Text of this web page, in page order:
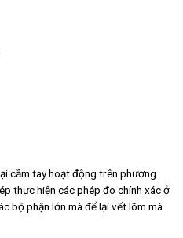
cầm tay hoạt động trên phương
thực hiện các phép đo chính xác ở
bộ phận lớn mà để lại vết lõm mà